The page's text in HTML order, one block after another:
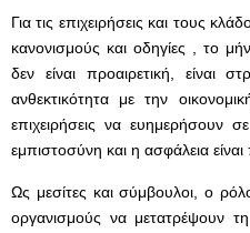
Για τις επιχειρήσεις και τους
κανονισμούς και οδηγίες , το
δεν είναι προαιρετική, είναι
ανθεκτικότητα με την
επιχειρήσεις να ευημερήσουν
εμπιστοσύνη και η ασφάλεια
Ως μεσίτες και σύμβουλοι, ο
οργανισμούς να μετατρέψουν